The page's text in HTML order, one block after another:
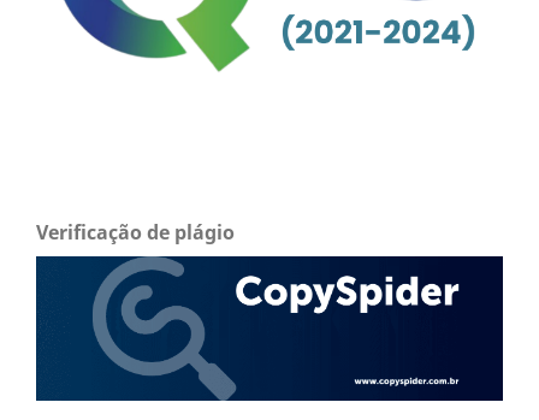
Verificação de plágio